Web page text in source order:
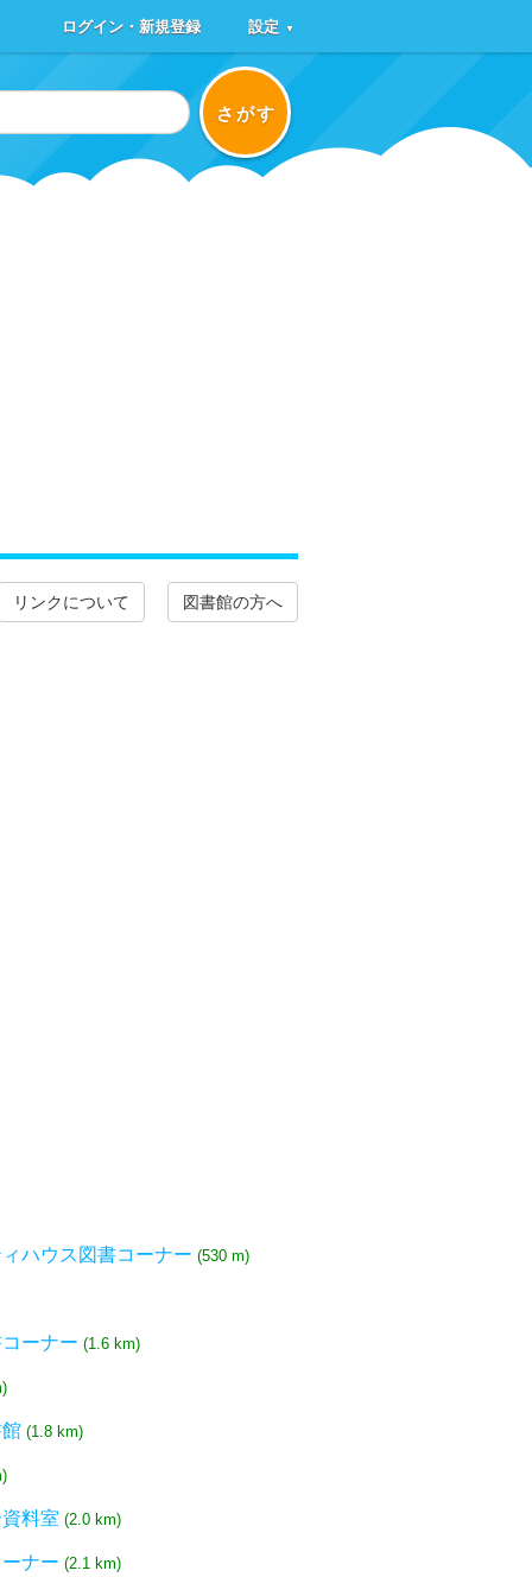
ログイン・新規登録 設定 ▼
さがす
リンクについて 図書館の方へ
ハウス図書コーナー (530 m)
ーナー (1.6 km)
(1.8 km)
料室 (2.0 km)
ナー (2.1 km)